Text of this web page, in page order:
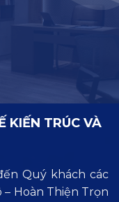
KIẾN TRÚC VÀ
Quý khách các
– Hoàn Thiện Trọn